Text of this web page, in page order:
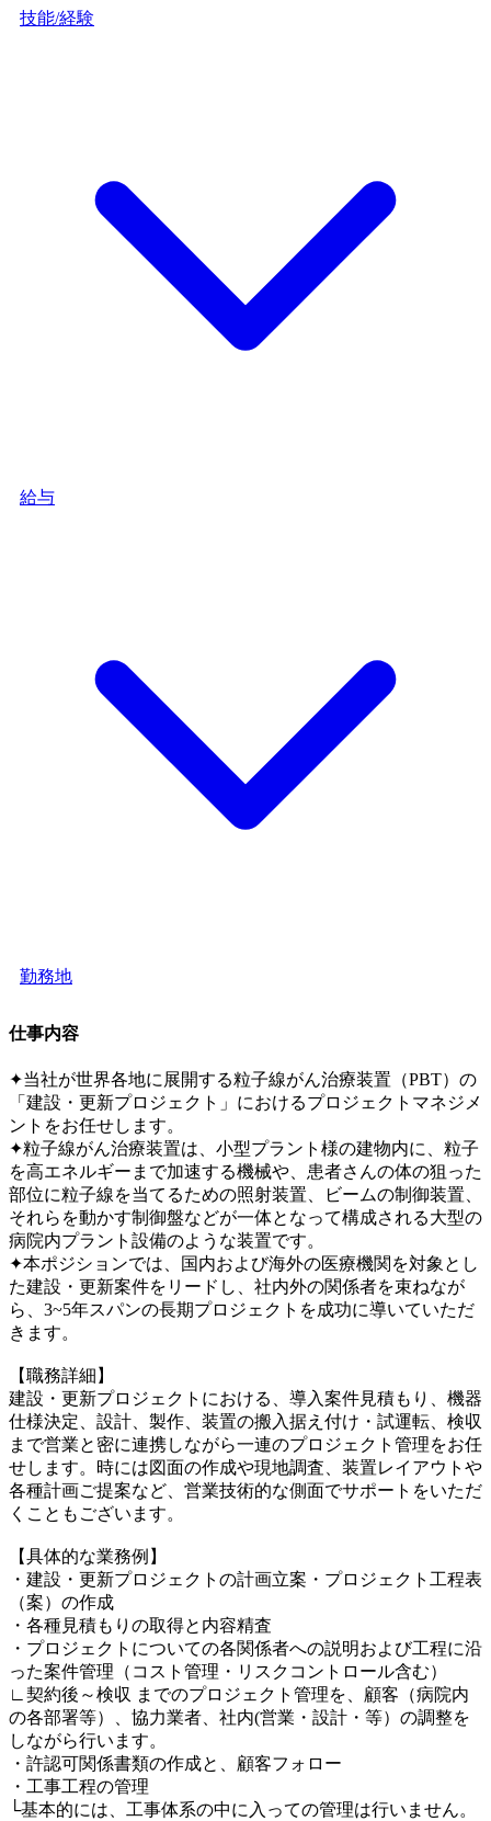
技能/経験
給与
勤務地
仕事内容
✦当社が世界各地に展開する粒子線がん治療装置（PBT）の
「建設・更新プロジェクト」におけるプロジェクトマネジメ
ントをお任せします。
✦粒子線がん治療装置は、小型プラント様の建物内に、粒子
を高エネルギーまで加速する機械や、患者さんの体の狙った
部位に粒子線を当てるための照射装置、ビームの制御装置、
それらを動かす制御盤などが一体となって構成される大型の
病院内プラント設備のような装置です。
✦本ポジションでは、国内および海外の医療機関を対象とし
た建設・更新案件をリードし、社内外の関係者を束ねなが
ら、3~5年スパンの長期プロジェクトを成功に導いていただ
きます。
【職務詳細】
建設・更新プロジェクトにおける、導入案件見積もり、機器
仕様決定、設計、製作、装置の搬入据え付け・試運転、検収
まで営業と密に連携しながら一連のプロジェクト管理をお任
せします。時には図面の作成や現地調査、装置レイアウトや
各種計画ご提案など、営業技術的な側面でサポートをいただ
くこともございます。
【具体的な業務例】
・建設・更新プロジェクトの計画立案・プロジェクト工程表
（案）の作成
・各種見積もりの取得と内容精査
・プロジェクトについての各関係者への説明および工程に沿
った案件管理（コスト管理・リスクコントロール含む）
∟契約後～検収 までのプロジェクト管理を、顧客（病院内
の各部署等）、協力業者、社内(営業・設計・等）の調整を
しながら行います。
・許認可関係書類の作成と、顧客フォロー
・工事工程の管理
└基本的には、工事体系の中に入っての管理は行いません。